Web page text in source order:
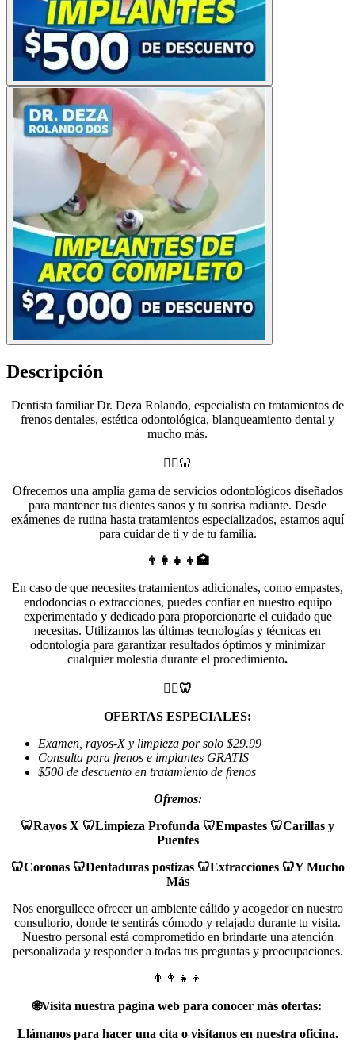
Descripción
Dentista familiar Dr. Deza Rolando, especialista en tratamientos de
frenos dentales, estética odontológica, blanqueamiento dental y
mucho más.
👨‍⚕️🦷
Ofrecemos una amplia gama de servicios odontológicos diseñados
para mantener tus dientes sanos y tu sonrisa radiante. Desde
exámenes de rutina hasta tratamientos especializados, estamos aquí
para cuidar de ti y de tu familia.
👨‍👩‍👧‍👦🏥
En caso de que necesites tratamientos adicionales, como empastes,
endodoncias o extracciones, puedes confiar en nuestro equipo
experimentado y dedicado para proporcionarte el cuidado que
necesitas. Utilizamos las últimas tecnologías y técnicas en
odontología para garantizar resultados óptimos y minimizar
cualquier molestia durante el procedimiento.
👩‍⚕️🦷
OFERTAS ESPECIALES:
Examen, rayos-X y limpieza por solo $29.99
Consulta para frenos e implantes GRATIS
$500 de descuento en tratamiento de frenos
Ofremos:
🦷Rayos X 🦷Limpieza Profunda 🦷Empastes 🦷Carillas y
Puentes
🦷Coronas 🦷Dentaduras postizas 🦷Extracciones 🦷Y Mucho
Más
Nos enorgullece ofrecer un ambiente cálido y acogedor en nuestro
consultorio, donde te sentirás cómodo y relajado durante tu visita.
Nuestro personal está comprometido en brindarte una atención
personalizada y responder a todas tus preguntas y preocupaciones.
👨‍👩‍👧‍👦
🌐Visita nuestra página web para conocer más ofertas:
Llámanos para hacer una cita o visítanos en nuestra oficina.